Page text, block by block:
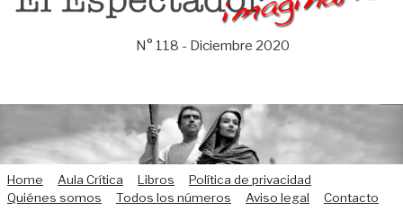
N° 118 - Diciembre 2020
Home Aula Crítica Libros
Política de privacidad
Quiénes somos
Todos los números Aviso legal Contacto